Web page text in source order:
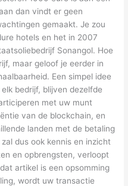
dan vindt er geen
gemaakt. Je zou
hotels en het in 2007
Sonangol. Hoe
maar geloof je eerder in
Een simpel idee
bedrijf, blijven dezelfde
met uw munt
van de blockchain, en
landen met de betaling
dus ook kennis en inzicht
en opbrengsten, verloopt
artikel is een opsomming
wordt uw transactie